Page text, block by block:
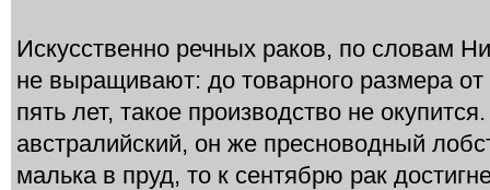
Искусственно речных раков, по словам
не выращивают: до товарного размера от
пять лет, такое производство не
австралийский, он же пресноводный
малька в пруд, то к сентябрю рак